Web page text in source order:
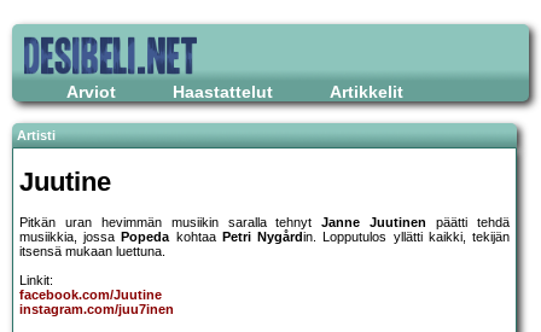
Arviot Haastattelut Artikkelit
Artisti
Juutine
Pitkän uran hevimmän musiikin saralla tehnytJanne Juutinen
päätti tehdä
musiikkia, jossa Popedakohtaa Petri Nygårdin. Lopputulos yllätti kaikki, tekijän
itsensä mukaan luettuna.
Linkit:
facebook.com/Juutine
instagram.com/juu7inen